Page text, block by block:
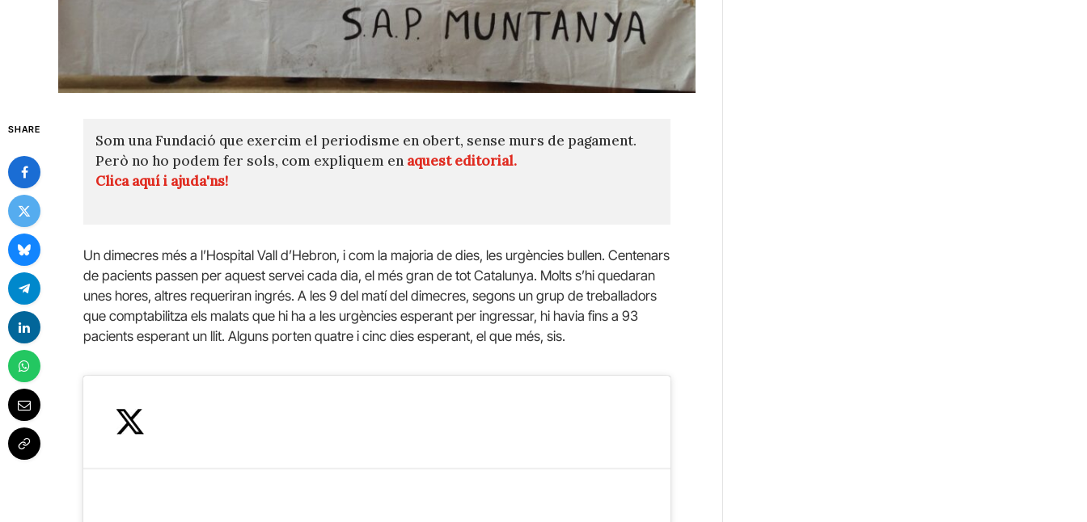
SHARE
Som una Fundació que exercim el periodisme en obert, sense murs de pagament.
Però no ho podem fer sols, com expliquem en aquest editorial.
Clica aquí i ajuda'ns!
Un dimecres més a l’Hospital Vall d’Hebron, i com la majoria de dies, les urgències bullen. Centenars
de pacients passen per aquest servei cada dia, el més gran de tot Catalunya. Molts s’hi quedaran
unes hores, altres requeriran ingrés. A les 9 del matí del dimecres, segons un grup de treballadors
que comptabilitza els malats que hi ha a les urgències esperant per ingressar, hi havia fins a 93
pacients esperant un llit. Alguns porten quatre i cinc dies esperant, el que més, sis.